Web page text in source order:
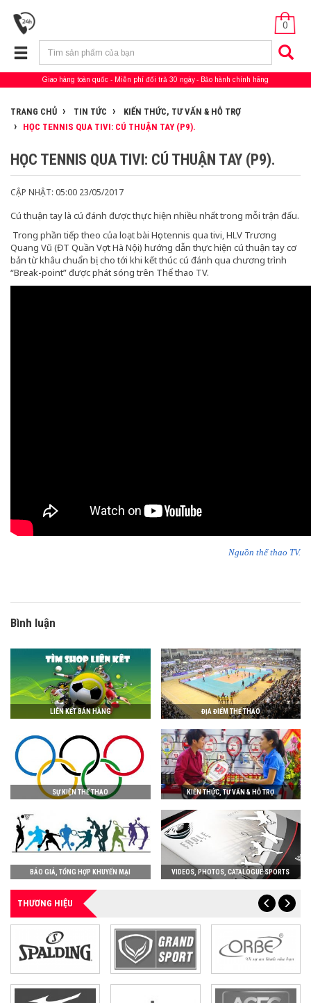
0
Giao hàng toàn quốc Miễn phí đổi trả 30 ngày Bảo hành chính hãng
TRANG CHỦ TIN TỨC
KIẾN THỨC, TƯ VẤN & HỖ TRỢ
HỌC TENNIS QUA TIVI: CÚ THUẬN TAY (P9).
HỌC TENNIS QUA TIVI: CÚ THUẬN TAY (P9).
CẬP NHẬT: 05:00 23/05/2017
Cú thuận tay là cú đánh được thực hiện nhiều nhất trong mỗi trận đấu.
Trong phần tiếp theo của loạt bài Học tennis qua tivi, HLV Trương
Quang Vũ (ĐT Quần Vợt Hà Nội) hướng dẫn thực hiện cú thuận tay cơ
bản từ khâu chuẩn bị cho tới khi kết thúc cú đánh qua chương trình
“Break-point” được phát sóng trên Thể thao TV.
Nguồn thể thao TV.
Bình luận
LIÊN KẾT BÁN HÀNG ĐỊA ĐIỂM THỂ THAO
SỰ KIỆN THỂ THAO KIẾN THỨC, TƯ VẤN & HỖ TRỢ
BÁO GIÁ, TỔNG HỢP KHUYẾN MẠI VIDEOS, PHOTOS, CATALOGUE SPORTS
THƯƠNG HIỆU